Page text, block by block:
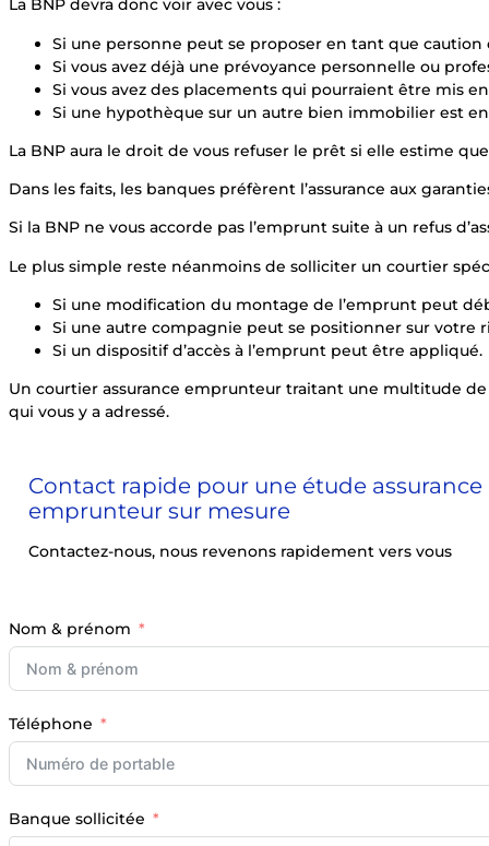
La BNP devra donc voir avec vous :
Si une personne peut se proposer en tant que
Si vous avez déjà une prévoyance personnelle ou
Si vous avez des placements qui pourraient être mis
Si une hypothèque sur un autre bien immobilier est
La BNP aura le droit de vous refuser le prêt si elle estime
Dans les faits, les banques préfèrent l’assurance aux
Si la BNP ne vous accorde pas l’emprunt suite à un refus
Le plus simple reste néanmoins de solliciter un courtier
Si une modification du montage de l’emprunt peut
Si une autre compagnie peut se positionner sur votre
Si un dispositif d’accès à l’emprunt peut être appliqué.
Un courtier assurance emprunteur traitant une multitude
qui vous y a adressé.
Contact rapide pour une étude assurance
emprunteur sur mesure
Contactez-nous, nous revenons rapidement vers vous
Nom & prénom
Téléphone
Banque sollicitée